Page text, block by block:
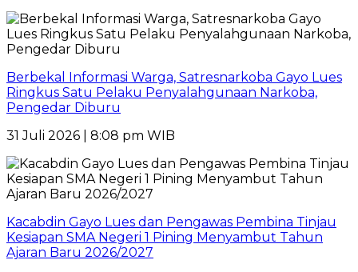
Berbekal Informasi Warga, Satresnarkoba Gayo Lues
Ringkus Satu Pelaku Penyalahgunaan Narkoba,
Pengedar Diburu
31 Juli 2026 | 8:08 pm WIB
Kacabdin Gayo Lues dan Pengawas Pembina Tinjau
Kesiapan SMA Negeri 1 Pining Menyambut Tahun
Ajaran Baru 2026/2027